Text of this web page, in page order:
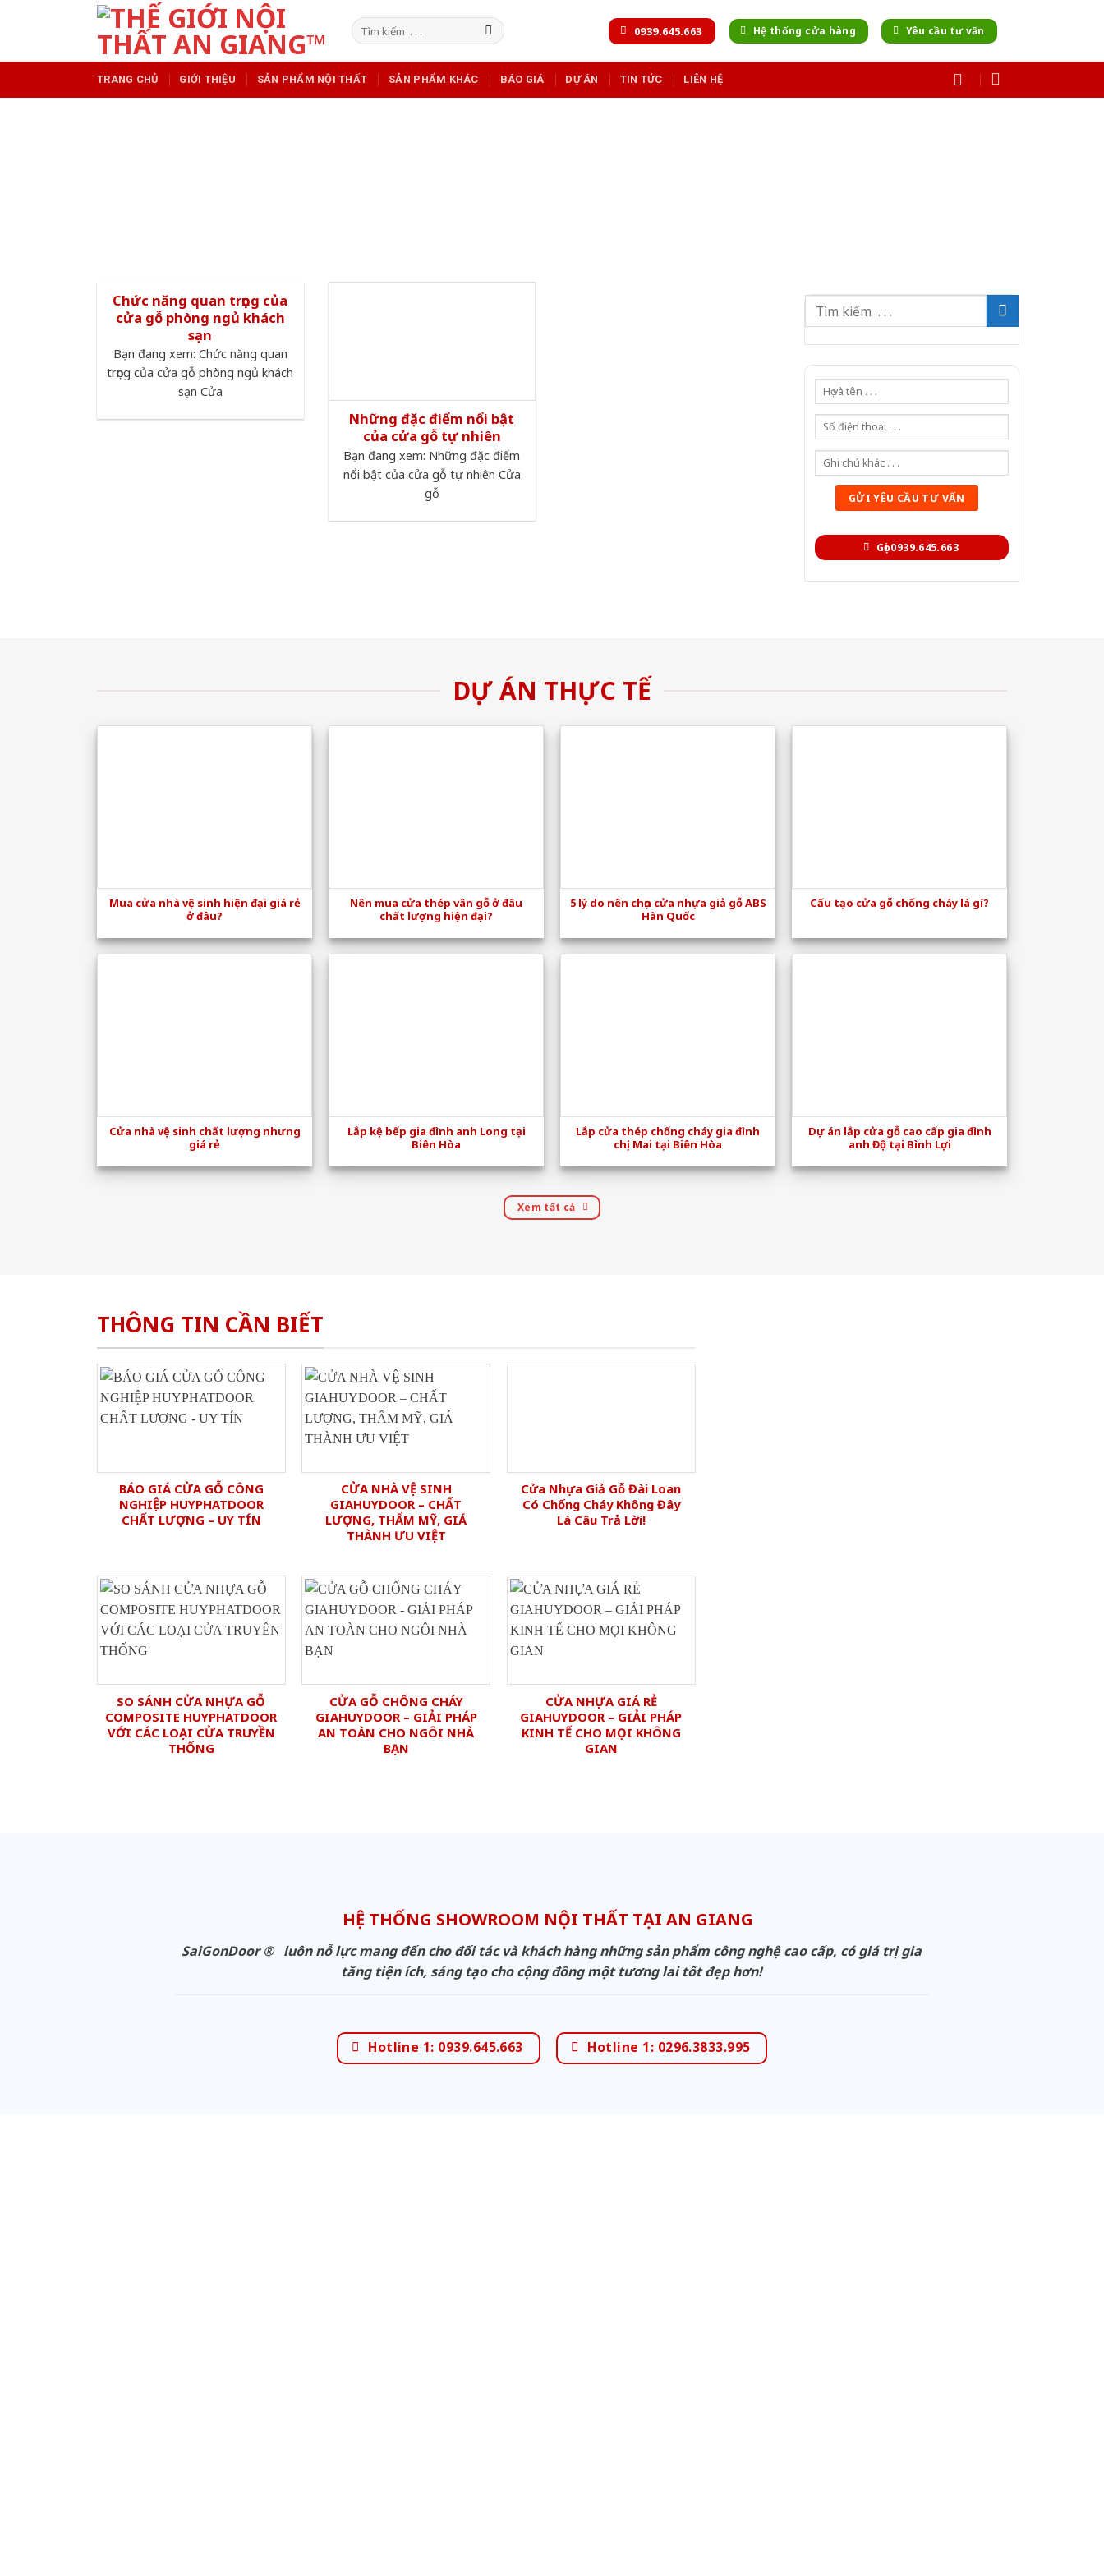
Tìm
kiếm:
0939.645.663 Hệ thống cửa hàng Yêu cầu tư vấn
TRANG CHỦ GIỚI THIỆU SẢN PHẨM NỘI THẤT SẢN PHẨM KHÁC BÁO GIÁ DỰ ÁN TIN TỨC LIÊN HỆ
Chức năng quan trọng của
cửa gỗ phòng ngủ khách
sạn
Bạn đang xem: Chức năng quan
trọng của cửa gỗ phòng ngủ khách
sạn Cửa
Những đặc điểm nổi bật
của cửa gỗ tự nhiên
Bạn đang xem: Những đặc điểm
nổi bật của cửa gỗ tự nhiên Cửa
gỗ
Gọi 0939.645.663
DỰ ÁN THỰC TẾ
Mua cửa nhà vệ sinh hiện đại giá rẻ
ở đâu?
Nên mua cửa thép vân gỗ ở đâu
chất lượng hiện đại?
5 lý do nên chọn cửa nhựa giả gỗ ABS
Hàn Quốc
Cấu tạo cửa gỗ chống cháy là gì?
Cửa nhà vệ sinh chất lượng nhưng
giá rẻ
Lắp kệ bếp gia đình anh Long tại
Biên Hòa
Lắp cửa thép chống cháy gia đình
chị Mai tại Biên Hòa
Dự án lắp cửa gỗ cao cấp gia đình
anh Độ tại Bình Lợi
Xem tất cả
THÔNG TIN CẦN BIẾT
BÁO GIÁ CỬA GỖ CÔNG
NGHIỆP HUYPHATDOOR
CHẤT LƯỢNG – UY TÍN
CỬA NHÀ VỆ SINH
GIAHUYDOOR – CHẤT
LƯỢNG, THẨM MỸ, GIÁ
THÀNH ƯU VIỆT
Cửa Nhựa Giả Gỗ Đài Loan
Có Chống Cháy Không Đây
Là Câu Trả Lời!
SO SÁNH CỬA NHỰA GỖ
COMPOSITE HUYPHATDOOR
VỚI CÁC LOẠI CỬA TRUYỀN
THỐNG
CỬA GỖ CHỐNG CHÁY
GIAHUYDOOR – GIẢI PHÁP
AN TOÀN CHO NGÔI NHÀ
BẠN
CỬA NHỰA GIÁ RẺ
GIAHUYDOOR – GIẢI PHÁP
KINH TẾ CHO MỌI KHÔNG
GIAN
HỆ THỐNG SHOWROOM NỘI THẤT TẠI AN GIANG
SaiGonDoor ® luôn nỗ lực mang đến cho đối tác và khách hàng những sản phẩm công nghệ cao cấp, có giá trị gia
tăng tiện ích, sáng tạo cho cộng đồng một tương lai tốt đẹp hơn!
Hotline 1: 0939.645.663 Hotline 1: 0296.3833.995